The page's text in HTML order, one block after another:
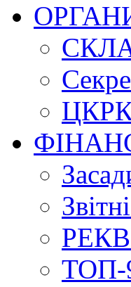
ТОП-